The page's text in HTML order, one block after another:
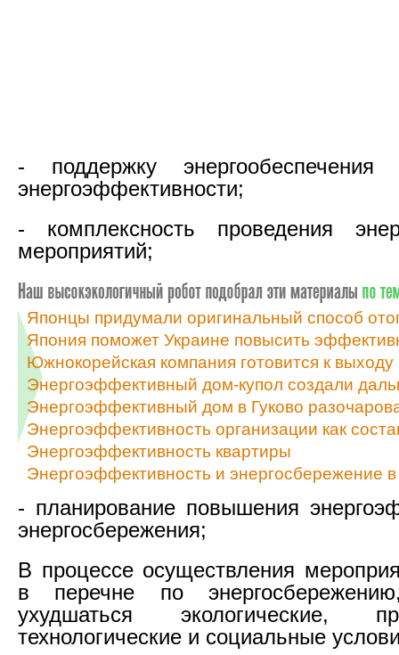
- поддержку
энергоэффективности;
- комплексность проведения
мероприятий;
Японцы придумали оригинальный способ
Япония поможет Украине повысить
Южнокорейская компания готовится к
Энергоэффективный дом-купол создали
Энергоэффективный дом в Гуково
Энергоэффективность организации как
Энергоэффективность квартиры
Энергоэффективность и энергосбережение
- планирование повышения
энергосбережения;
В процессе осуществления
в перечне по
ухудшаться экологические,
технологические и социальные